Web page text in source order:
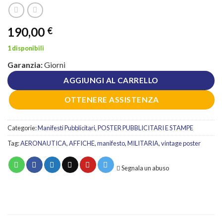
190,00 €
1 disponibili
Garanzia:Giorni
AGGIUNGI AL CARRELLO
OTTENERE ASSISTENZA
Categorie:Manifesti Pubblicitari,POSTER PUBBLICITARI E STAMPE
Tag:AERONAUTICA,AFFICHE,manifesto,MILITARIA,vintage poster
Segnala un abuso